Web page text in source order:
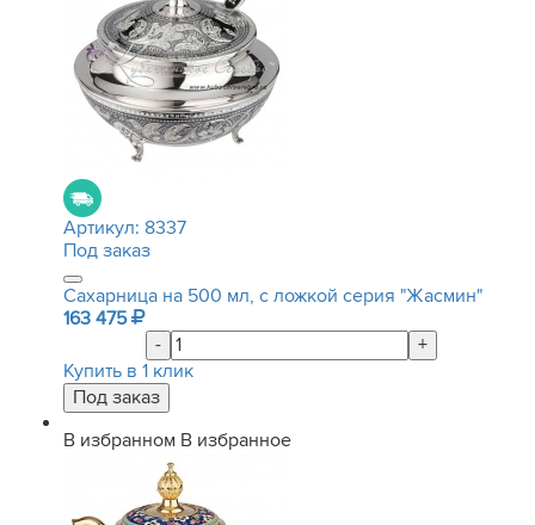
Артикул: 8337
Под заказ
Сахарница на 500 мл, с ложкой серия "Жасмин"
163 475
-
+
Купить в 1 клик
В избранном В избранное